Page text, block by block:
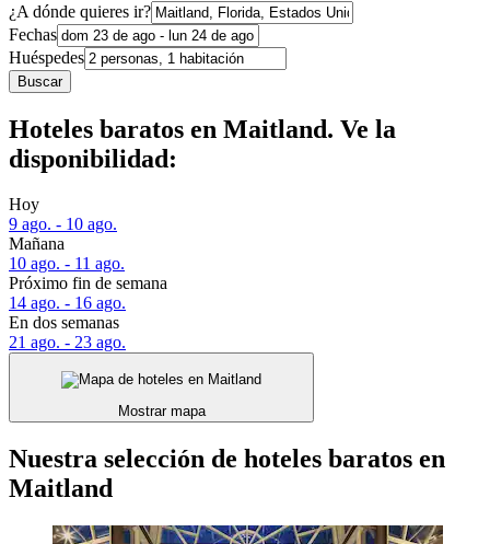
¿A dónde quieres ir?
Fechas
Huéspedes
Buscar
Hoteles baratos en Maitland. Ve la
disponibilidad:
Hoy
9 ago. - 10 ago.
Mañana
10 ago. - 11 ago.
Próximo fin de semana
14 ago. - 16 ago.
En dos semanas
21 ago. - 23 ago.
Mostrar mapa
Nuestra selección de hoteles baratos en
Maitland